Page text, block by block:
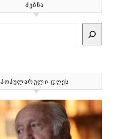
ᲫᲔᲑᲜᲐ
ᲞᲝᲞᲣᲚᲐᲠᲣᲚᲘ ᲓᲦᲔᲡ